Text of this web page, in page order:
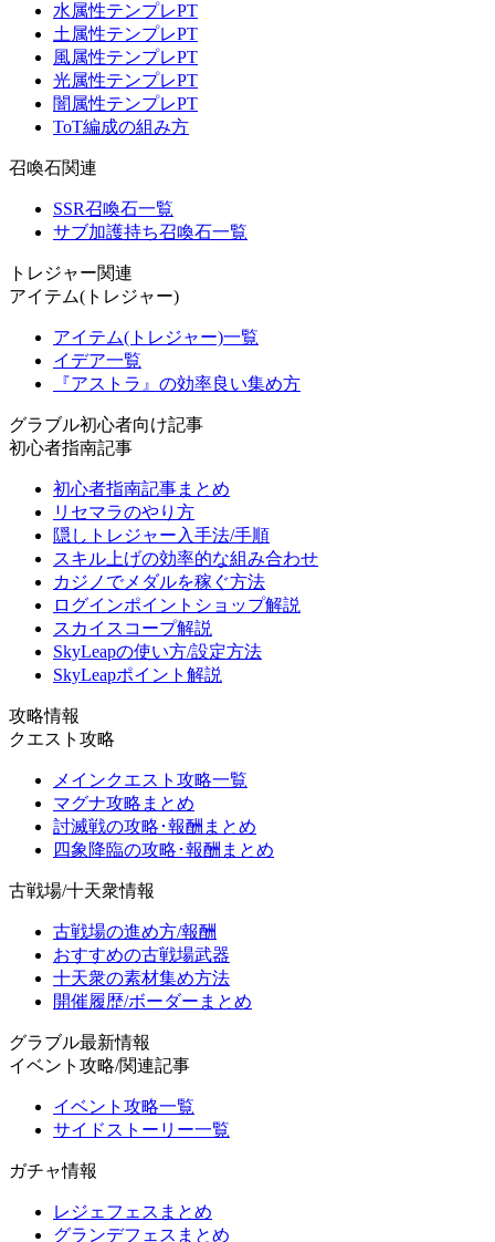
水属性テンプレPT
土属性テンプレPT
風属性テンプレPT
光属性テンプレPT
闇属性テンプレPT
ToT編成の組み方
召喚石関連
SSR召喚石一覧
サブ加護持ち召喚石一覧
トレジャー関連
アイテム(トレジャー)
アイテム(トレジャー)一覧
イデア一覧
『アストラ』の効率良い集め方
グラブル初心者向け記事
初心者指南記事
初心者指南記事まとめ
リセマラのやり方
隠しトレジャー入手法/手順
スキル上げの効率的な組み合わせ
カジノでメダルを稼ぐ方法
ログインポイントショップ解説
スカイスコープ解説
SkyLeapの使い方/設定方法
SkyLeapポイント解説
攻略情報
クエスト攻略
メインクエスト攻略一覧
マグナ攻略まとめ
討滅戦の攻略･報酬まとめ
四象降臨の攻略･報酬まとめ
古戦場/十天衆情報
古戦場の進め方/報酬
おすすめの古戦場武器
十天衆の素材集め方法
開催履歴/ボーダーまとめ
グラブル最新情報
イベント攻略/関連記事
イベント攻略一覧
サイドストーリー一覧
ガチャ情報
レジェフェスまとめ
グランデフェスまとめ